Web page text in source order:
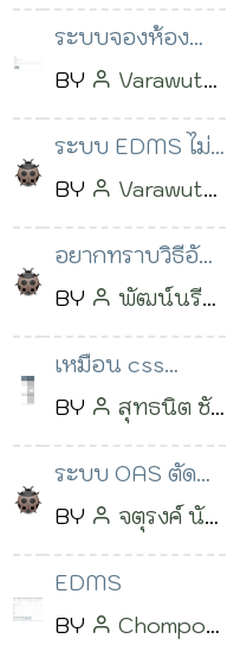
16:25 น.
csv รหัสอักขระ
บุญสร้าง
โพสต์
ระบบจองห้อง
ประชุม ผู้รับผิด
ชอบไม่สามารถ
BY
Varawut
Saengkla
13:26 น.
ระบบ EDMS ไม่
แจ้งเตือน line
notify ครับ
BY
Varawut
Saengkla
15:04 น.
อยากทราบวิธีอัพ
ขึ้นโฮสจริงค่ะ
BY
พัฒน์นรี
แสงชารี
โพสต์
2563 เวลา 10:32
น.
เหมือน css
ทำงานผิดพลาด
รบกวนเช็คหน่อย
BY
สุทธนิต ชัย
ขุนพล
โพสต์
2563 เวลา 10:15
น.
ระบบ OAS ตัด
Stock และเพิ่ม
Stock ผิดพลาด
BY
จตุรงค์ นัน
ตา
โพสต์เมื่อ
EDMS
BY
Chompoo